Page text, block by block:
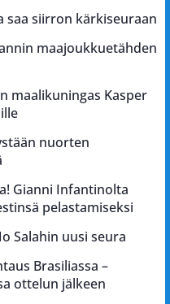
saa siirron kärkiseuraan
maajoukkuetähden
maalikuningas Kasper
nuorten
Gianni Infantinolta
pelastamiseksi
Salahin uusi seura
Brasiliassa –
ottelun jälkeen